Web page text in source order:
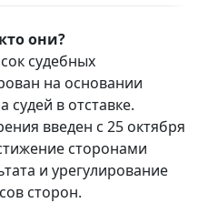
они?
судебных
на основании
судей в отставке.
введен с 25 октября
сторонами
и урегулирование
сторон.